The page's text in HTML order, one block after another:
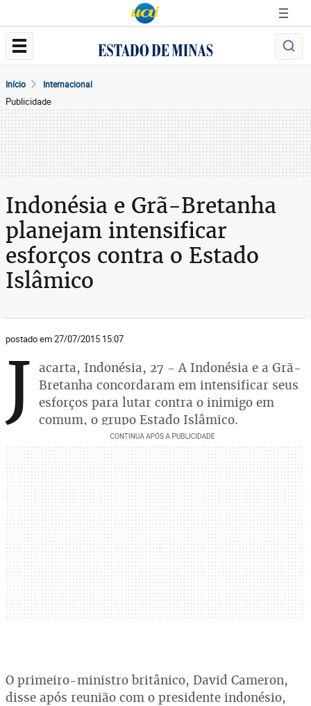
Início Internacional
Publicidade
Indonésia e Grã-Bretanha
planejam intensificar
esforços contra o Estado
Islâmico
postado em 27/07/2015 15:07
J acarta, Indonésia, 27 - A Indonésia e a Grã-
Bretanha concordaram em intensificar seus
esforços para lutar contra o inimigo em
comum, o grupo Estado Islâmico.
O primeiro-ministro britânico, David Cameron,
disse após reunião com o presidente indonésio,